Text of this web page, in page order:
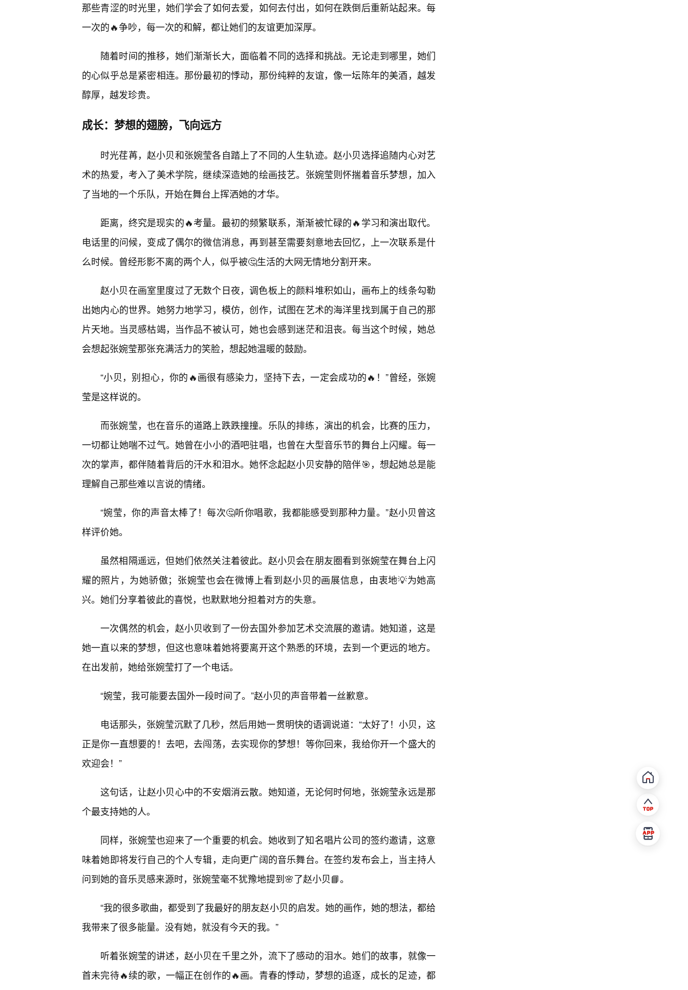
那些青涩的时光里，她们学会了如何去爱，如何去付出，如何在跌倒后重新站起来。每
一次的🔥争吵，每一次的和解，都让她们的友谊更加深厚。
随着时间的推移，她们渐渐长大，面临着不同的选择和挑战。无论走到哪里，她们
的心似乎总是紧密相连。那份最初的悸动，那份纯粹的友谊，像一坛陈年的美酒，越发
醇厚，越发珍贵。
成长：梦想的翅膀，飞向远方
时光荏苒，赵小贝和张婉莹各自踏上了不同的人生轨迹。赵小贝选择追随内心对艺
术的热爱，考入了美术学院，继续深造她的绘画技艺。张婉莹则怀揣着音乐梦想，加入
了当地的一个乐队，开始在舞台上挥洒她的才华。
距离，终究是现实的🔥考量。最初的频繁联系，渐渐被忙碌的🔥学习和演出取代。
电话里的问候，变成了偶尔的微信消息，再到甚至需要刻意地去回忆，上一次联系是什
么时候。曾经形影不离的两个人，似乎被🤔生活的大网无情地分割开来。
赵小贝在画室里度过了无数个日夜，调色板上的颜料堆积如山，画布上的线条勾勒
出她内心的世界。她努力地学习，模仿，创作，试图在艺术的海洋里找到属于自己的那
片天地。当灵感枯竭，当作品不被认可，她也会感到迷茫和沮丧。每当这个时候，她总
会想起张婉莹那张充满活力的笑脸，想起她温暖的鼓励。
“小贝，别担心，你的🔥画很有感染力，坚持下去，一定会成功的🔥！”曾经，张婉
莹是这样说的。
而张婉莹，也在音乐的道路上跌跌撞撞。乐队的排练，演出的机会，比赛的压力，
一切都让她喘不过气。她曾在小小的酒吧驻唱，也曾在大型音乐节的舞台上闪耀。每一
次的掌声，都伴随着背后的汗水和泪水。她怀念起赵小贝安静的陪伴🎯，想起她总是能
理解自己那些难以言说的情绪。
“婉莹，你的声音太棒了！每次🤔听你唱歌，我都能感受到那种力量。”赵小贝曾这
样评价她。
虽然相隔遥远，但她们依然关注着彼此。赵小贝会在朋友圈看到张婉莹在舞台上闪
耀的照片，为她骄傲；张婉莹也会在微博上看到赵小贝的画展信息，由衷地💡为她高
兴。她们分享着彼此的喜悦，也默默地分担着对方的失意。
一次偶然的机会，赵小贝收到了一份去国外参加艺术交流展的邀请。她知道，这是
她一直以来的梦想，但这也意味着她将要离开这个熟悉的环境，去到一个更远的地方。
在出发前，她给张婉莹打了一个电话。
“婉莹，我可能要去国外一段时间了。”赵小贝的声音带着一丝歉意。
电话那头，张婉莹沉默了几秒，然后用她一贯明快的语调说道：“太好了！小贝，这
正是你一直想要的！去吧，去闯荡，去实现你的梦想！等你回来，我给你开一个盛大的
欢迎会！”
这句话，让赵小贝心中的不安烟消云散。她知道，无论何时何地，张婉莹永远是那
个最支持她的人。
同样，张婉莹也迎来了一个重要的机会。她收到了知名唱片公司的签约邀请，这意
味着她即将发行自己的个人专辑，走向更广阔的音乐舞台。在签约发布会上，当主持人
问到她的音乐灵感来源时，张婉莹毫不犹豫地提到🌸了赵小贝📘。
“我的很多歌曲，都受到了我最好的朋友赵小贝的启发。她的画作，她的想法，都给
我带来了很多能量。没有她，就没有今天的我。”
听着张婉莹的讲述，赵小贝在千里之外，流下了感动的泪水。她们的故事，就像一
首未完待🔥续的歌，一幅正在创作的🔥画。青春的悸动，梦想的追逐，成长的足迹，都